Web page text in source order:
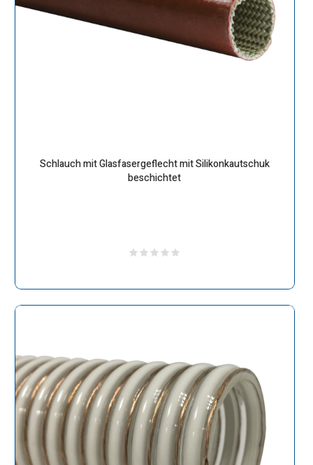
Schlauch mit Glasfasergeflecht mit Silikonkautschuk
beschichtet